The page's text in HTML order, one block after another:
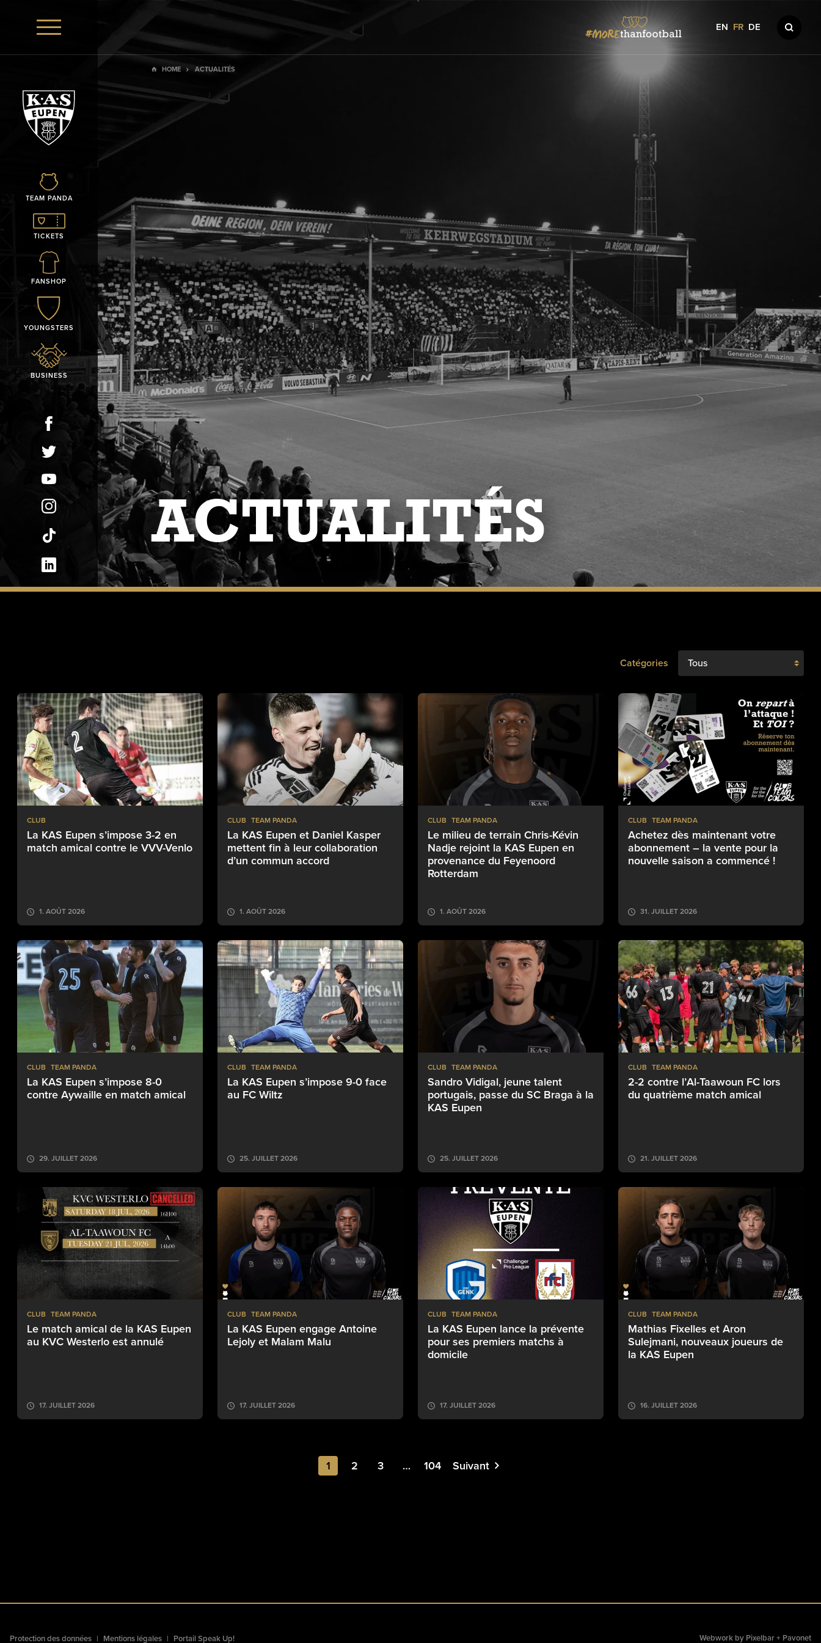
TEAM PANDA
TICKETS
FANSHOP
YOUNGSTERS
BUSINESS
EN FR DE
HOME ACTUALITÉS
ACTUALITÉS
Catégories
CLUB
La KAS Eupen s’impose 3-2 en
match amical contre le VVV-Venlo
1. AOÛT 2026
CLUB TEAM PANDA
La KAS Eupen et Daniel Kasper
mettent fin à leur collaboration
d’un commun accord
1. AOÛT 2026
CLUB TEAM PANDA
Le milieu de terrain Chris-Kévin
Nadje rejoint la KAS Eupen en
provenance du Feyenoord
Rotterdam
1. AOÛT 2026
CLUB TEAM PANDA
Achetez dès maintenant votre
abonnement – la vente pour la
nouvelle saison a commencé !
31. JUILLET 2026
CLUB TEAM PANDA
La KAS Eupen s’impose 8-0
contre Aywaille en match amical
29. JUILLET 2026
CLUB TEAM PANDA
La KAS Eupen s’impose 9-0 face
au FC Wiltz
25. JUILLET 2026
CLUB TEAM PANDA
Sandro Vidigal, jeune talent
portugais, passe du SC Braga à la
KAS Eupen
25. JUILLET 2026
CLUB TEAM PANDA
2-2 contre l’Al-Taawoun FC lors
du quatrième match amical
21. JUILLET 2026
CLUB TEAM PANDA
Le match amical de la KAS Eupen
au KVC Westerlo est annulé
17. JUILLET 2026
CLUB TEAM PANDA
La KAS Eupen engage Antoine
Lejoly et Malam Malu
17. JUILLET 2026
CLUB TEAM PANDA
La KAS Eupen lance la prévente
pour ses premiers matchs à
domicile
17. JUILLET 2026
CLUB TEAM PANDA
Mathias Fixelles et Aron
Sulejmani, nouveaux joueurs de
la KAS Eupen
16. JUILLET 2026
1 2 3 … 104 Suivant
Protection des données Mentions légales Portail Speak Up! Webwork by Pixelbar+ Pavonet